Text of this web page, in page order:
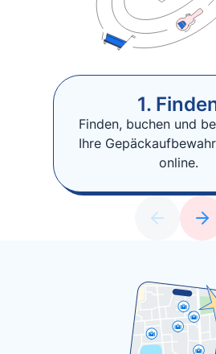
1.
Finden, buchen und
Ihre
online.